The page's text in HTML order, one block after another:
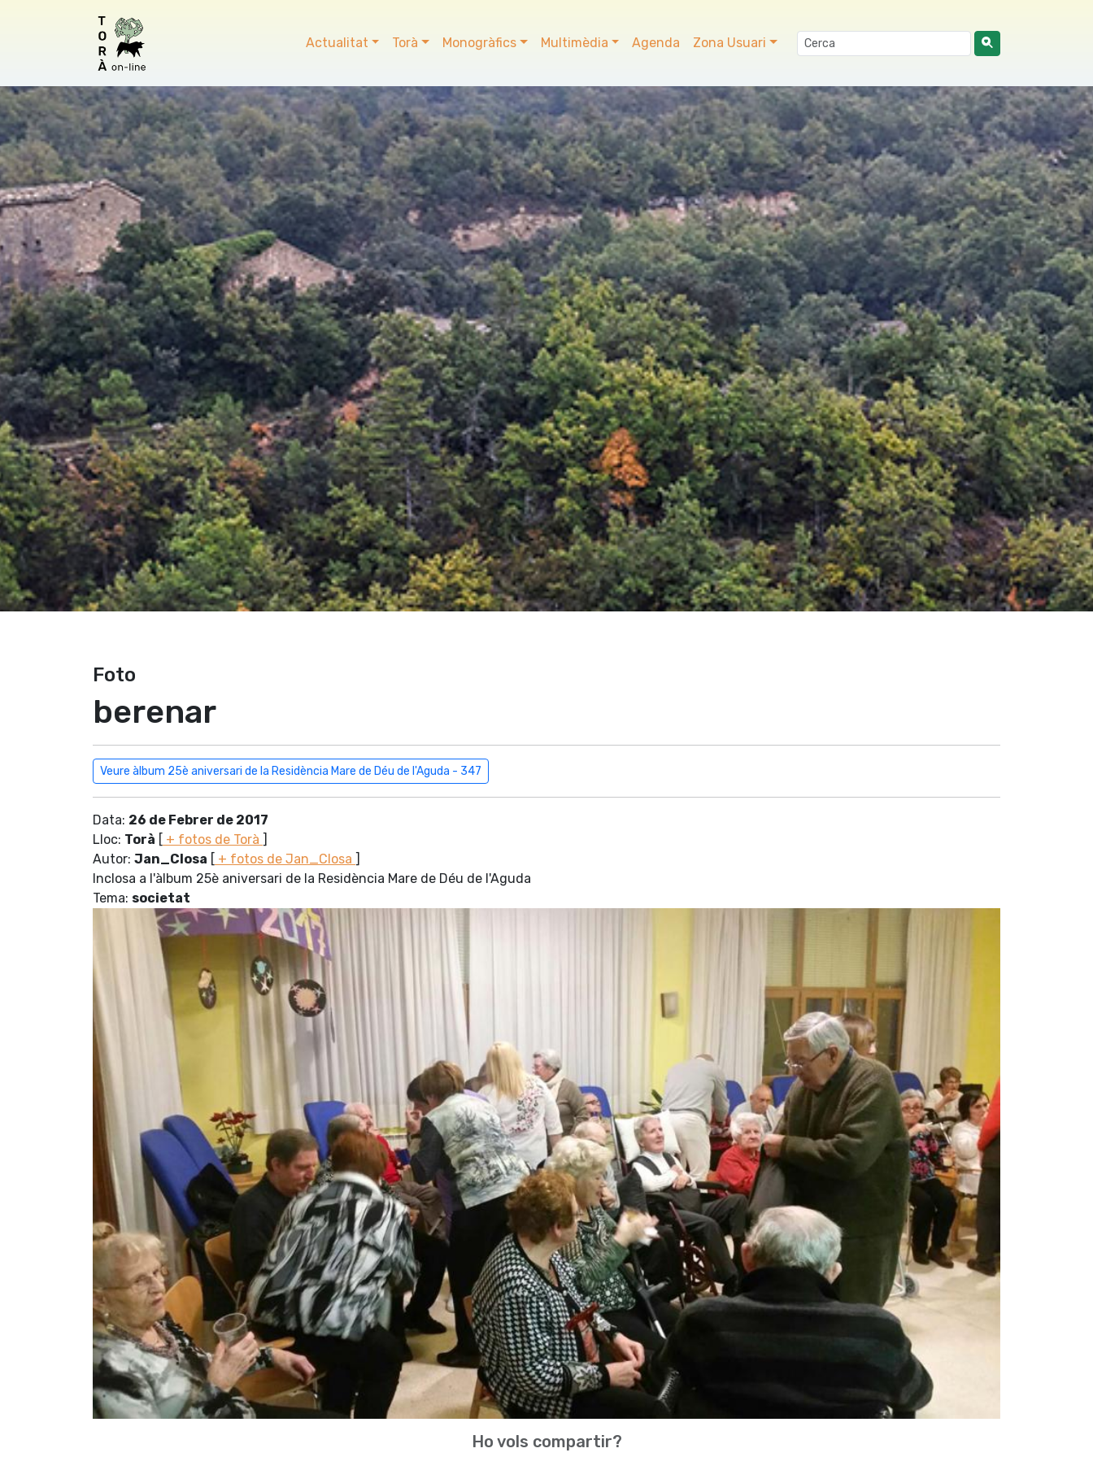
Actualitat Torà Monogràfics Multimèdia Agenda Zona Usuari
Foto
berenar
Veure àlbum 25è aniversari de la Residència Mare de Déu de l'Aguda - 347
Data: 26 de Febrer de 2017
Lloc: Torà [ + fotos de Torà ]
Autor: Jan_Closa [ + fotos de Jan_Closa ]
Inclosa a l'àlbum 25è aniversari de la Residència Mare de Déu de l'Aguda
Tema: societat
Ho vols compartir?